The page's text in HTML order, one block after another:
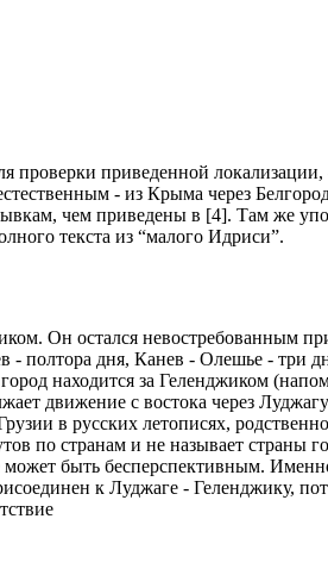
проверки приведенной
- из Крыма через
чем приведены в [4]. Там же
текста из “малого Идриси”.
Он остался невостребованным
- полтора дня, Канев - Олешье - три
находится за Геленджиком
движение с востока через
в русских летописях,
по странам и не называет страны
может быть бесперспективным.
к Луджаге - Геленджику,